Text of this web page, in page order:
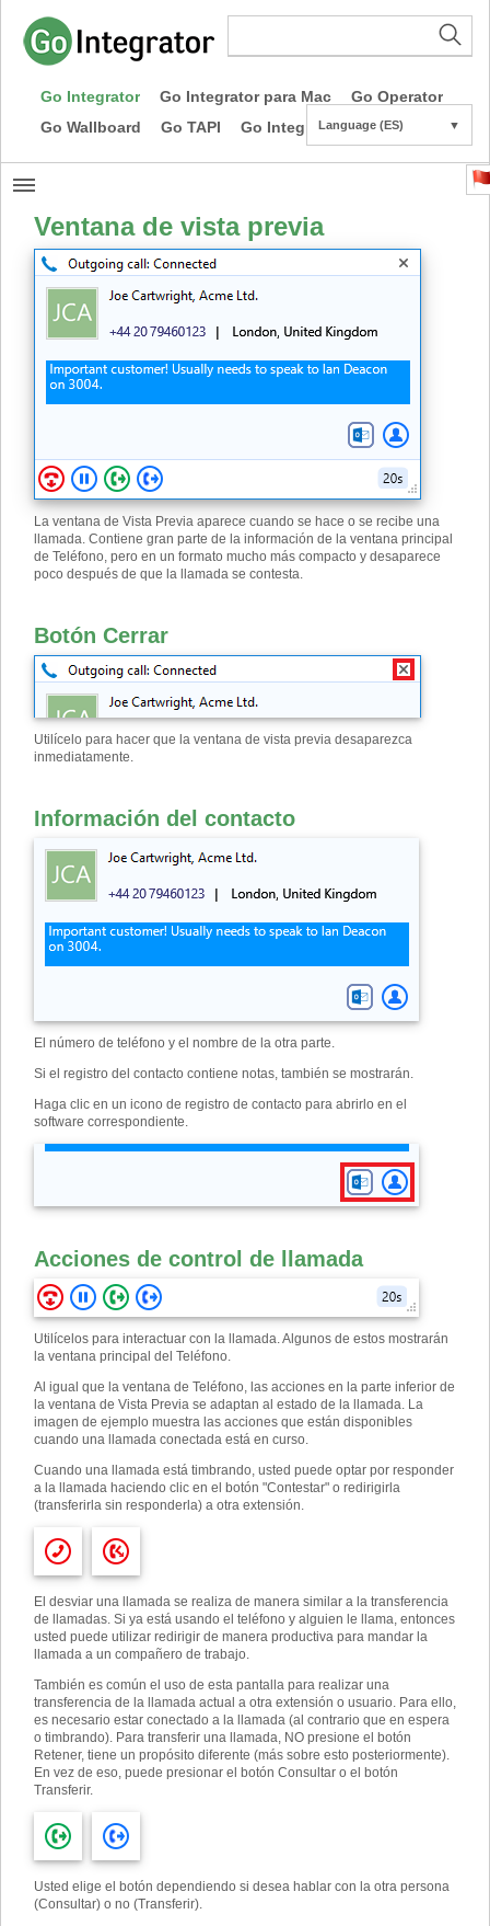
Go Integrator Go Integrator para Mac
Go Operator
Go Wallboard
Go TAPI Go Integrator CE
Language (ES) ▼
Ventana de vista previa
La ventana de Vista Previa aparece cuando se hace o se recibe una
llamada. Contiene gran parte de la información de la ventana principal
de Teléfono, pero en un formato mucho más compacto y desaparece
poco después de que la llamada se contesta.
Botón Cerrar
Utilícelo para hacer que la ventana de vista previa desaparezca
inmediatamente.
Información del contacto
El número de teléfono y el nombre de la otra parte.
Si el registro del contacto contiene notas, también se mostrarán.
Haga clic en un icono de registro de contacto para abrirlo en el
software correspondiente.
Acciones de control de llamada
Utilícelos para interactuar con la llamada. Algunos de estos mostrarán
la ventana principal del Teléfono.
Al igual que la ventana de Teléfono, las acciones en la parte inferior de
la ventana de Vista Previa se adaptan al estado de la llamada. La
imagen de ejemplo muestra las acciones que están disponibles
cuando una llamada conectada está en curso.
Cuando una llamada está timbrando, usted puede optar por responder
a la llamada haciendo clic en el botón "Contestar" o redirigirla
(transferirla sin responderla) a otra extensión.
El desviar una llamada se realiza de manera similar a la transferencia
de llamadas. Si ya está usando el teléfono y alguien le llama, entonces
usted puede utilizar redirigir de manera productiva para mandar la
llamada a un compañero de trabajo.
También es común el uso de esta pantalla para realizar una
transferencia de la llamada actual a otra extensión o usuario. Para ello,
es necesario estar conectado a la llamada (al contrario que en espera
o timbrando). Para transferir una llamada, NO presione el botón
Retener, tiene un propósito diferente (más sobre esto posteriormente).
En vez de eso, puede presionar el botón Consultar o el botón
Transferir.
Usted elige el botón dependiendo si desea hablar con la otra persona
(Consultar) o no (Transferir).